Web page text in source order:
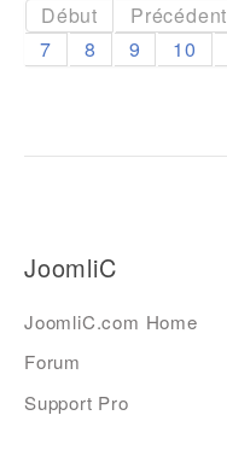
Début Précédent
7
8 9 10
JoomliC
JoomliC.com Home
Forum
Support Pro